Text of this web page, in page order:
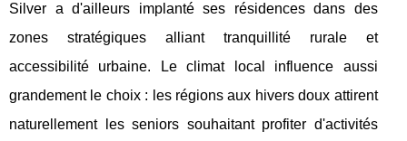
Silver a d'ailleurs implanté ses résidences dans des
zones stratégiques alliant tranquillité rurale et
accessibilité urbaine. Le climat local influence aussi
grandement le choix : les régions aux hivers doux attirent
naturellement les seniors souhaitant profiter d'activités